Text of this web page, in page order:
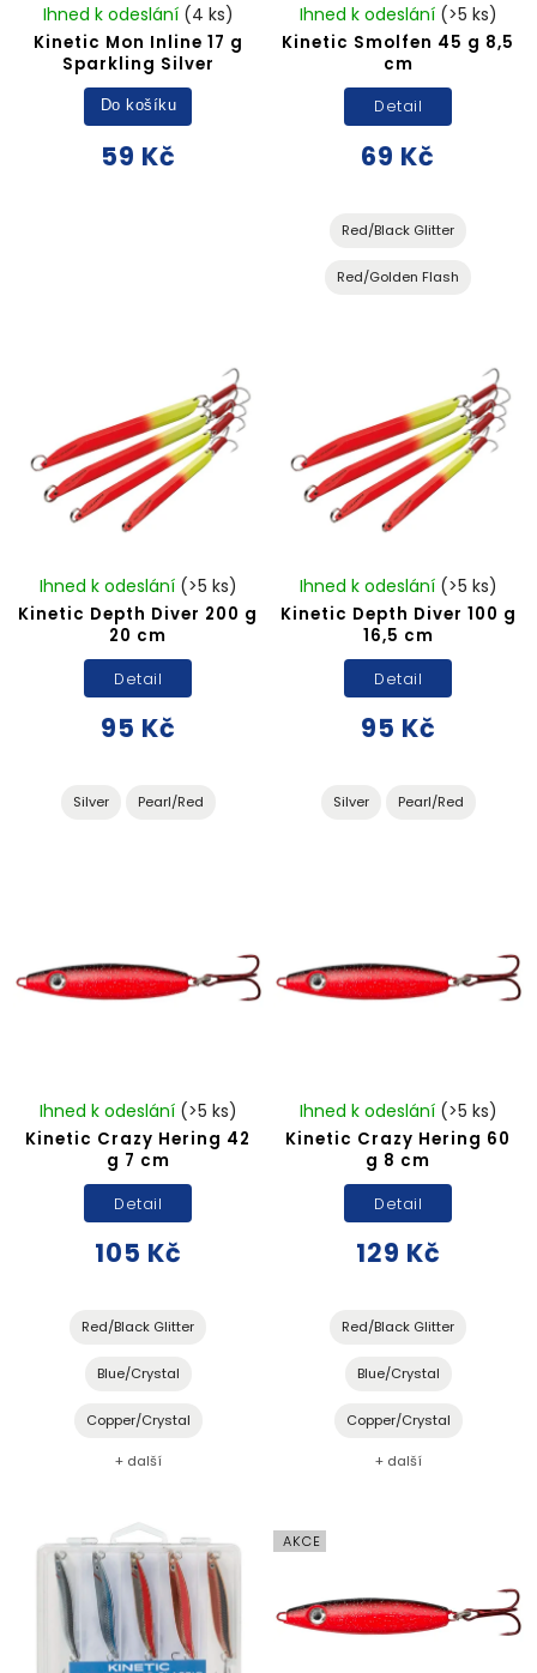
Kinetic Mon Inline 17 g
Sparkling Silver
Ihned k odeslání (4 ks)
59 Kč
Do košíku
Kinetic Smolfen 45 g 8,5
cm
Ihned k odeslání (>5 ks)
69 Kč
Detail
Red/Black Glitter
Red/Golden Flash
Kinetic Depth Diver 200 g
20 cm
Ihned k odeslání (>5 ks)
95 Kč
Detail
Silver Pearl/Red
Kinetic Depth Diver 100 g
16,5 cm
Ihned k odeslání (>5 ks)
95 Kč
Detail
Silver Pearl/Red
Kinetic Crazy Hering 42
g 7 cm
Ihned k odeslání (>5 ks)
105 Kč
Detail
Red/Black Glitter
Blue/Crystal
Copper/Crystal
+ další
Kinetic Crazy Hering 60
g 8 cm
Ihned k odeslání (>5 ks)
129 Kč
Detail
Red/Black Glitter
Blue/Crystal
Copper/Crystal
+ další
AKCE